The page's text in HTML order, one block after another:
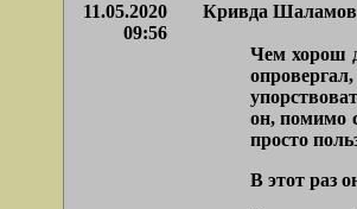
11.05.2020
09:56
Кривда
Чем хорош
он, помимо
просто
В этот раз